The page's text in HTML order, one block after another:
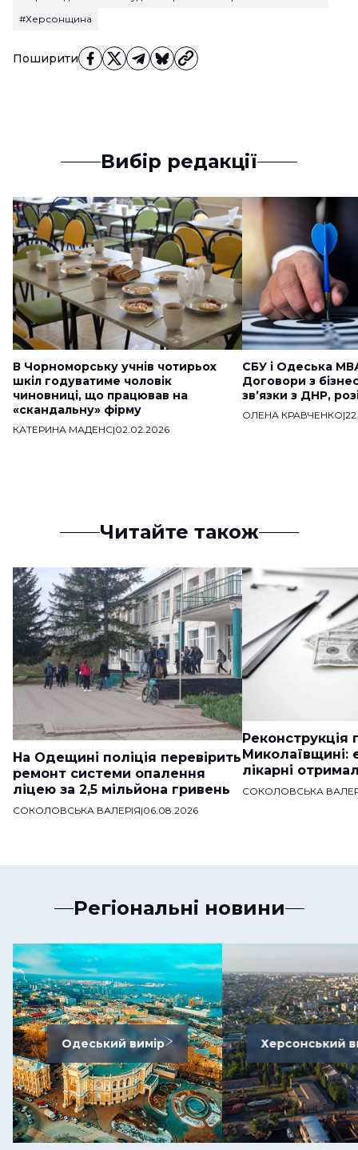
Поширити
#Херсонщина
Вибір редакції
В Чорноморську учнів чотирьох
шкіл годуватиме чоловік
чиновниці, що працював на
«скандальну» фірму
КАТЕРИНА МАДЕНС|02.02.2026
СБУ і Одеська
Договори з
звʼязки з ДНР,
ОЛЕНА КРАВЧЕНКО|
Читайте також
На Одещині поліція перевірить
ремонт системи опалення
ліцею за 2,5 мільйона гривень
СОКОЛОВСЬКА ВАЛЕРІЯ|06.08.2026
Реконструкція
Миколаївщині:
лікарні
СОКОЛОВСЬКА
Регіональні новини
Одеський вимір Херсонський